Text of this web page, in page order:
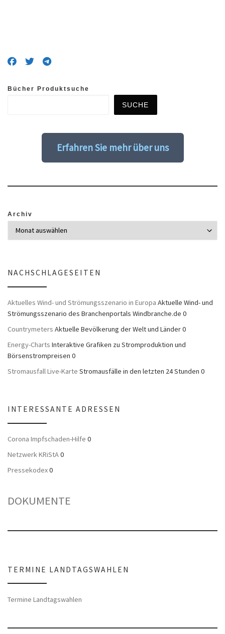
Bücher Produktsuche
SUCHE
Erfahren Sie mehr über uns
Archiv
NACHSCHLAGESEITEN
Aktuelles Wind- und Strömungsszenario in Europa Aktuelle Wind- und
Strömungsszenario des Branchenportals Windbranche.de 0
Countrymeters Aktuelle Bevölkerung der Welt und Länder 0
Energy-Charts Interaktive Grafiken zu Stromproduktion und
Börsenstrompreisen 0
Stromausfall Live-Karte Stromausfälle in den letzten 24 Stunden 0
INTERESSANTE ADRESSEN
Corona Impfschaden-Hilfe 0
Netzwerk KRiStA0
Pressekodex0
DOKUMENTE
TERMINE LANDTAGSWAHLEN
Termine Landtagswahlen